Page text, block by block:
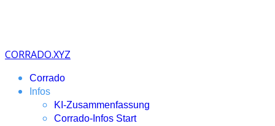
CORRADO.XYZ
Corrado
Infos
KI-Zusammenfassung
Corrado-Infos Start